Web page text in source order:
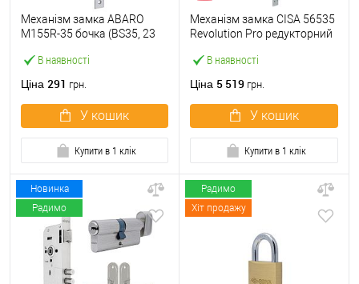
В наявності
Механізм замка ABARO
M155R-35 бочка (BS35, 23
Ціна 291 грн.
У кошик
Купити в 1 клік
В наявності
Механізм замка CISA 56535
Revolution Pro редукторний
(BS67,5*85мм) хром
Ціна 5 519 грн.
У кошик
Купити в 1 клік
Новинка
Радимо
Радимо
Хіт продажу